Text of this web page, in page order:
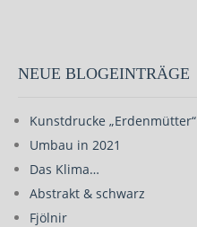
NEUE BLOGEINTRÄGE
Kunstdrucke „Erdenmütter“
Umbau in 2021
Das Klima…
Abstrakt & schwarz
Fjölnir